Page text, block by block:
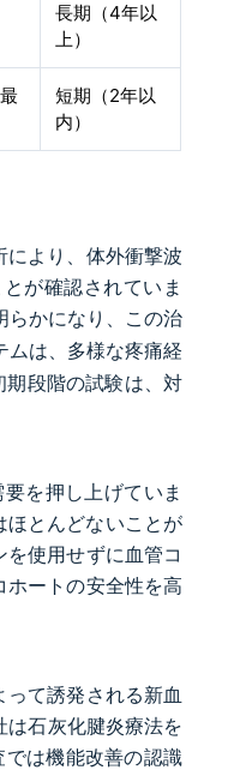
長期（4年以
上）
短期（2年以
内）
より、体外衝撃波
が確認されていま
らかになり、この治
ムは、多様な疼痛経
期段階の試験は、対
を押し上げていま
ほとんどないことが
使用せずに血管コ
ホートの安全性を高
て誘発される新血
は石灰化腱炎療法を
は機能改善の認識